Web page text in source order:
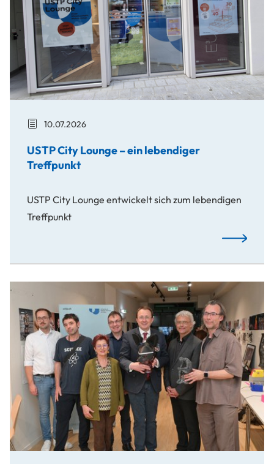
10.07.2026
USTP City Lounge – ein lebendiger
Treffpunkt
USTP City Lounge entwickelt sich zum lebendigen
Treffpunkt
USTP City
USTP City Lounge bringt Forschung in die Innenstadt